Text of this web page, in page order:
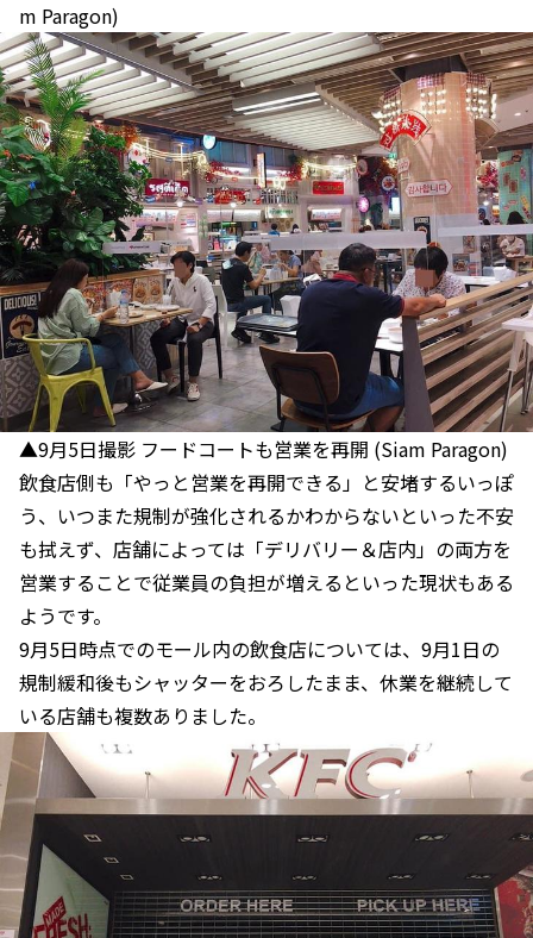
m Paragon)
▲9月5日撮影 フードコートも営業を再開 (Siam Paragon)
飲食店側も「やっと営業を再開できる」と安堵するいっぽ
う、いつまた規制が強化されるかわからないといった不安
も拭えず、店舗によっては「デリバリー＆店内」の両方を
営業することで従業員の負担が増えるといった現状もある
ようです。
9月5日時点でのモール内の飲食店については、9月1日の
規制緩和後もシャッターをおろしたまま、休業を継続して
いる店舗も複数ありました。